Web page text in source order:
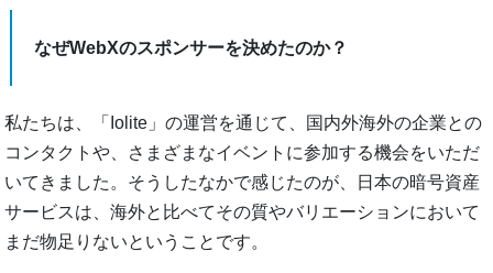
なぜWebXのスポンサーを決めたのか？
私たちは、「Iolite」の運営を通じて、国内外海外の企業との
コンタクトや、さまざまなイベントに参加する機会をいただ
いてきました。そうしたなかで感じたのが、日本の暗号資産
サービスは、海外と比べてその質やバリエーションにおいて
まだ物足りないということです。